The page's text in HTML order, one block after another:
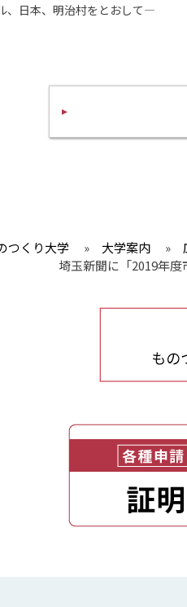
本、明治村をとおして―
つくり大学 » 大学案内 »
埼玉新聞に「2019年